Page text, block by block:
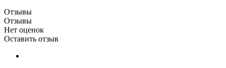
Отзывы
Отзывы
Нет оценок
Оставить отзыв